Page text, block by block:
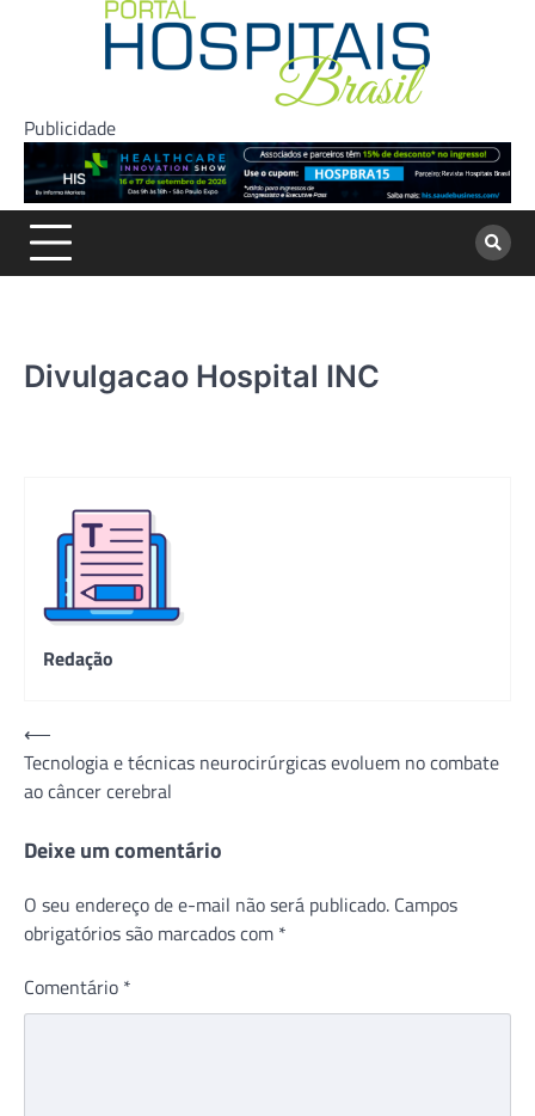
Publicidade
Divulgacao Hospital INC
Redação
Navegação
de
Post
⟵
Tecnologia e técnicas neurocirúrgicas evoluem no combate
ao câncer cerebral
Deixe um comentário
O seu endereço de e-mail não será publicado. Campos
obrigatórios são marcados com *
Comentário *